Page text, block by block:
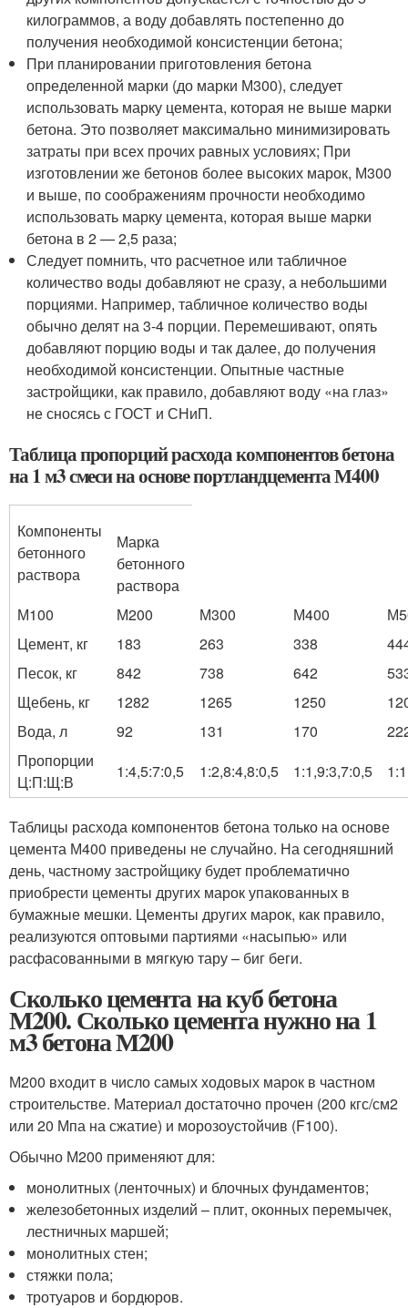
килограммов, а воду добавлять постепенно до
получения необходимой консистенции бетона;
При планировании приготовления бетона
определенной марки (до марки М300), следует
использовать марку цемента, которая не выше марки
бетона. Это позволяет максимально минимизировать
затраты при всех прочих равных условиях; При
изготовлении же бетонов более высоких марок, М300
и выше, по соображениям прочности необходимо
использовать марку цемента, которая выше марки
бетона в 2 — 2,5 раза;
Следует помнить, что расчетное или табличное
количество воды добавляют не сразу, а небольшими
порциями. Например, табличное количество воды
обычно делят на 3-4 порции. Перемешивают, опять
добавляют порцию воды и так далее, до получения
необходимой консистенции. Опытные частные
застройщики, как правило, добавляют воду «на глаз»
не сносясь с ГОСТ и СНиП.
Таблица пропорций расхода компонентов бетона
на 1 м3 смеси на основе портландцемента М400
Компоненты
бетонного
раствора
Марка
бетонного
раствора
М100
М200 М300 М400
Цемент, кг
183 263 338
Песок, кг
842 738 642
Щебень, кг
1282 1265 1250
Вода, л
92 131 170
Пропорции
Ц:П:Щ:В
1:4,5:7:0,5 1:2,8:4,8:0,5 1:1,9:3,7:0,5
Таблицы расхода компонентов бетона только на основе
цемента М400 приведены не случайно. На сегодняшний
день, частному застройщику будет проблематично
приобрести цементы других марок упакованных в
бумажные мешки. Цементы других марок, как правило,
реализуются оптовыми партиями «насыпью» или
расфасованными в мягкую тару – биг беги.
Сколько цемента на куб бетона
М200. Сколько цемента нужно на 1
м3 бетона М200
М200 входит в число самых ходовых марок в частном
строительстве. Материал достаточно прочен (200 кгс/см2
или 20 Мпа на сжатие) и морозоустойчив (F100).
Обычно М200 применяют для:
монолитных (ленточных) и блочных фундаментов;
железобетонных изделий – плит, оконных перемычек,
лестничных маршей;
монолитных стен;
стяжки пола;
тротуаров и бордюров.